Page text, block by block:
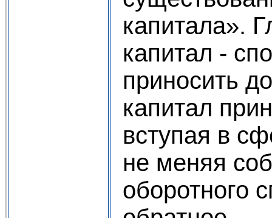
капитала».
капитал -
приносить
капитал
вступая в
не меняя
оборотного